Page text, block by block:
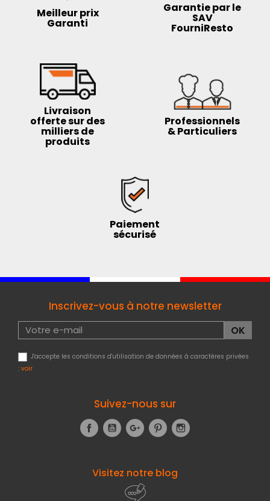
Meilleur prix
Garanti
Garantie par le
SAV
FourniResto
Livraison
offerte sur des
milliers de
produits
Professionnels
& Particuliers
Paiement
sécurisé
Inscrivez-vous à notre newsletter
J'accepte les conditions d'utilisation de données à caractères privées
: voir
Suivez-nous sur
FacebookYouTubeGoogle+Pinterest
Visitez notre blog